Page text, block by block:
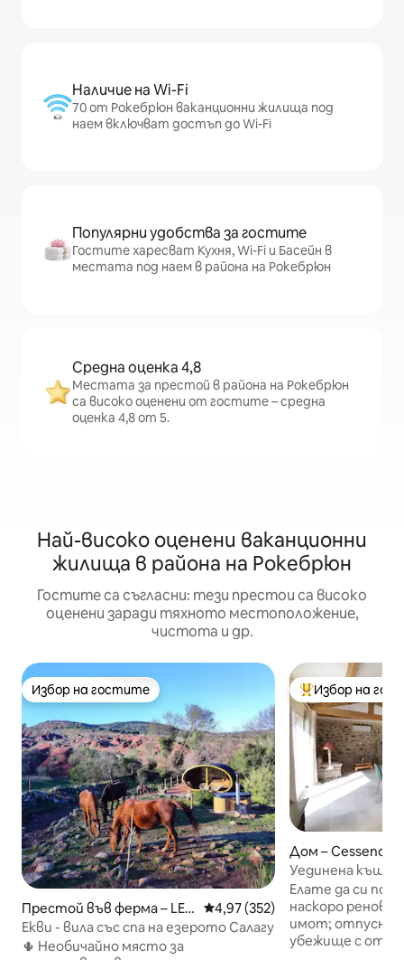
Наличие на Wi-Fi
70 от Рокебрюн ваканционни жилища под
наем включват достъп до Wi-Fi
Популярни удобства за гостите
Гостите харесват Кухня, Wi-Fi и Басейн в
местата под наем в района на Рокебрюн
Средна оценка 4,8
Местата за престой в района на Рокебрюн
са високо оценени от гостите – средна
оценка 4,8 от 5.
Най-високо оценени ваканционни
жилища в района на Рокебрюн
Гостите са съгласни: тези престои са високо
оценени заради тяхното местоположение,
чистота и др.
Избор на гостите
Избор на гостите
Престой във ферма – LE P
UECH
Средна оценка: 4,97 от 5,
4,97 (352)
Екви - вила със спа на езерото Салагу
🌵 Необичайно място за
Най-популярен
Избор на
Дом – Cessenon-
Уединена къща
Dne DE CANET
Елате да си
наскоро
имот;
убежище с